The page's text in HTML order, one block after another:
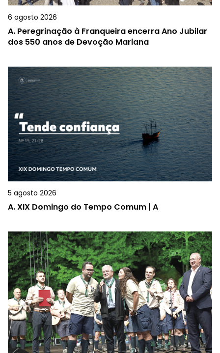
6 agosto 2026
A. Peregrinação à Franqueira encerra Ano Jubilar
dos 550 anos de Devoção Mariana
5 agosto 2026
A.XIX Domingo do Tempo Comum | A